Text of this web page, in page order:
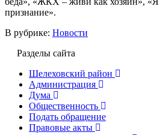
признание».
В рубрике: Новости
Разделы сайта
Шелеховский район
Администрация
Дума
Общественность
Подать обращение
Правовые акты